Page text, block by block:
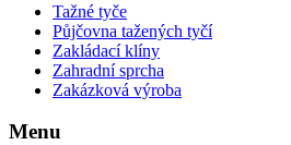
Tažné tyče
Půjčovna tažených tyčí
Zakládací klíny
Zahradní sprcha
Zakázková výroba
Menu